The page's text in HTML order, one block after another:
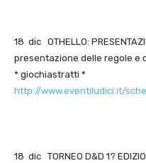
18 dic OTHELLO:
presentazione delle regole e
* giochiastratti *
http://www.eventiludici.it/
18 dic TORNEO D&D 1?